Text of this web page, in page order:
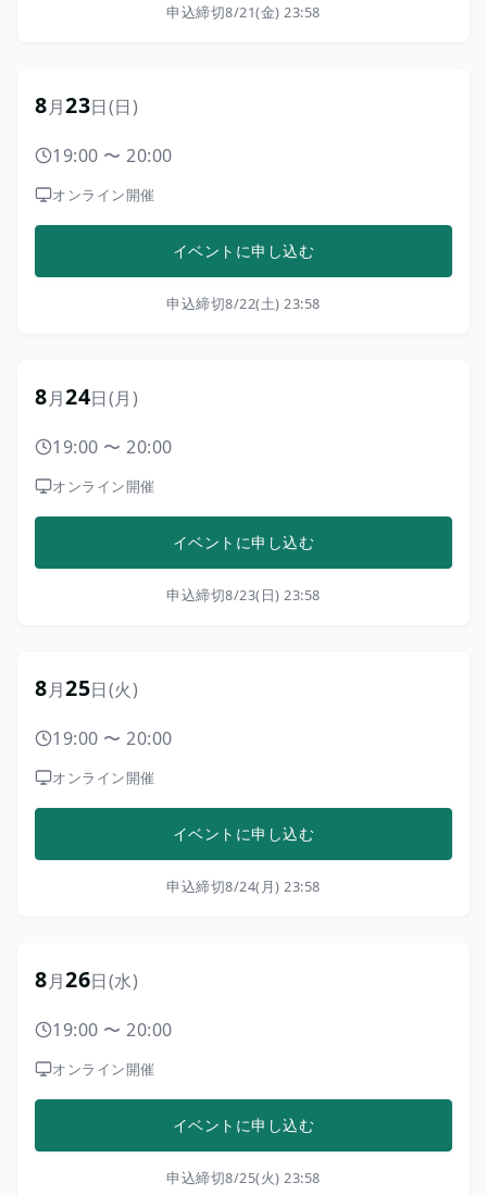
申込締切8/21(金) 23:58
8月23日(日)
19:00 〜 20:00
オンライン開催
イベントに申し込む
申込締切8/22(土) 23:58
8月24日(月)
19:00 〜 20:00
オンライン開催
イベントに申し込む
申込締切8/23(日) 23:58
8月25日(火)
19:00 〜 20:00
オンライン開催
イベントに申し込む
申込締切8/24(月) 23:58
8月26日(水)
19:00 〜 20:00
オンライン開催
イベントに申し込む
申込締切8/25(火) 23:58